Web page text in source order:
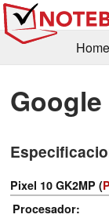
Home
Orientación
Contacto
Google
Pixel 10 GK2MP (
Procesador